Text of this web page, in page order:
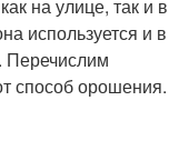
на улице, так и в
используется и в
Перечислим
способ орошения.